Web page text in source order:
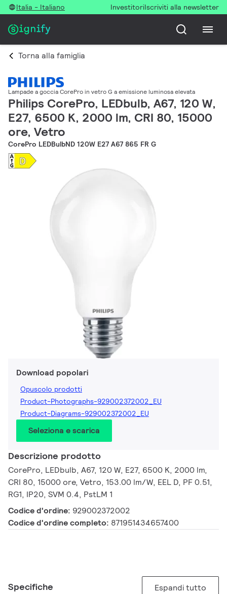
Italia - Italiano InvestitoriIscriviti alla newsletter
Torna alla famiglia
Lampade a goccia CorePro in vetro G a emissione luminosa elevata
Philips CorePro, LEDbulb, A67, 120 W,
E27, 6500 K, 2000 lm, CRI 80, 15000
ore, Vetro
CorePro LEDBulbND 120W E27 A67 865 FR G
Download popolari
Opuscolo prodotti
Product-Photographs-929002372002_EU
Product-Diagrams-929002372002_EU
Seleziona e scarica
Descrizione prodotto
CorePro, LEDbulb, A67, 120 W, E27, 6500 K, 2000 lm,
CRI 80, 15000 ore, Vetro, 153.00 lm/W, EEL D, PF 0.51,
RG1, IP20, SVM 0.4, PstLM 1
Codice d'ordine: 929002372002
Codice d'ordine completo: 871951434657400
Specifiche Espandi tutto